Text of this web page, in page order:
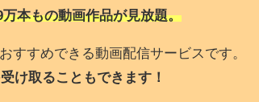
本もの動画作品が見放題。
すすめできる動画配信サービスです。
受け取ることもできます！